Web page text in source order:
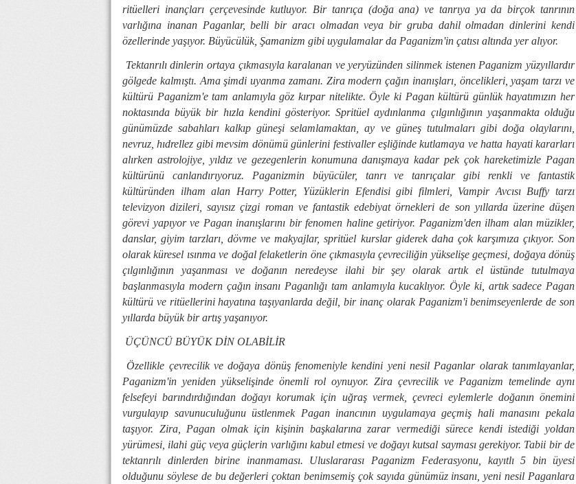
ritüelleri inançları çerçevesinde kutluyor. Bir tanrıça (doğa ana) ve tanrıya ya da birçok tanrının
varlığına inanan Paganlar, belli bir aracı olmadan veya bir gruba dahil olmadan dinlerini kendi
özellerinde yaşıyor. Büyücülük, Şamanizm gibi uygulamalar da Paganizm'in çatısı altında yer alıyor.
Tektanrılı dinlerin ortaya çıkmasıyla karalanan ve yeryüzünden silinmek istenen Paganizm yüzyıllardır
gölgede kalmıştı. Ama şimdi uyanma zamanı. Zira modern çağın inanışları, öncelikleri, yaşam tarzı ve
kültürü Paganizm'e tam anlamıyla göz kırpar nitelikte. Öyle ki Pagan kültürü günlük hayatımızın her
noktasında büyük bir hızla kendini gösteriyor. Spritüel aydınlanma çılgınlığının yaşanmakta olduğu
günümüzde sabahları kalkıp güneşi selamlamaktan, ay ve güneş tutulmaları gibi doğa olaylarını,
nevruz, hıdrellez gibi mevsim dönümü günlerini festivaller eşliğinde kutlamaya ve hatta hayati kararları
alırken astrolojiye, yıldız ve gezegenlerin konumuna danışmaya kadar pek çok hareketimizle Pagan
kültürünü canlandırıyoruz. Paganizmin büyücüler, tanrı ve tanrıçalar gibi renkli ve fantastik
kültüründen ilham alan Harry Potter, Yüzüklerin Efendisi gibi filmleri, Vampir Avcısı Buffy tarzı
televizyon dizileri, sayısız çizgi roman ve fantastik edebiyat örnekleri de son yıllarda üzerine düşen
görevi yapıyor ve Pagan inanışlarını bir fenomen haline getiriyor. Paganizm'den ilham alan müzikler,
danslar, giyim tarzları, dövme ve makyajlar, spritüel kurslar giderek daha çok karşımıza çıkıyor. Son
olarak küresel ısınma ve doğal felaketlerin öne çıkmasıyla çevreciliğin yükselişe geçmesi, doğaya dönüş
çılgınlığının yaşanması ve doğanın neredeyse ilahi bir şey olarak artık el üstünde tutulmaya
başlanmasıyla modern çağın insanı Paganlığı tam anlamıyla kucaklıyor. Öyle ki, artık sadece Pagan
kültürü ve ritüellerini hayatına taşıyanlarda değil, bir inanç olarak Paganizm'i benimseyenlerde de son
yıllarda büyük bir artış yaşanıyor.
ÜÇÜNCÜ BÜYÜK DİN OLABİLİR
Özellikle çevrecilik ve doğaya dönüş fenomeniyle kendini yeni nesil Paganlar olarak tanımlayanlar,
Paganizm'in yeniden yükselişinde önemli rol oynuyor. Zira çevrecilik ve Paganizm temelinde aynı
felsefeyi barındırdığından doğayı korumak için uğraş vermek, çevreci eylemlerle doğanın önemini
vurgulayıp savunuculuğunu üstlenmek Pagan inancının uygulamaya geçmiş hali manasını pekala
taşıyor. Zira, Pagan olmak için kişinin başkalarına zarar vermediği sürece kendi istediği yoldan
yürümesi, ilahi güç veya güçlerin varlığını kabul etmesi ve doğayı kutsal sayması gerekiyor. Tabii bir de
tektanrılı dinlerden birine inanmaması. Uluslararası Paganizm Federasyonu, kayıtlı 5 bin üyesi
olduğunu söylese de bu değerleri çoktan benimsemiş çok sayıda günümüz insanı, yeni nesil Paganlara